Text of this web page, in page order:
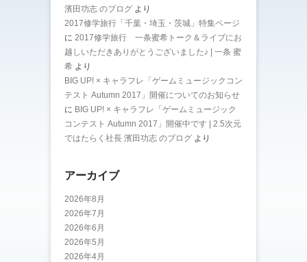
濱田功志 のブログ より
2017修学旅行「千葉・埼玉・茨城」特集ページ
に 2017修学旅行 一条蜜希トーク＆ライブにお
越しいただきありがとうございました♪ | 一条 蜜
希 より
BIG UP! × キャラフレ「ゲームミュージックコン
テスト Autumn 2017」開催についてのお知らせ
に BIG UP! × キャラフレ「ゲームミュージック
コンテスト Autumn 2017」開催中です | 2.5次元
ではたらく社長 濱田功志 のブログ より
アーカイブ
2026年8月
2026年7月
2026年6月
2026年5月
2026年4月